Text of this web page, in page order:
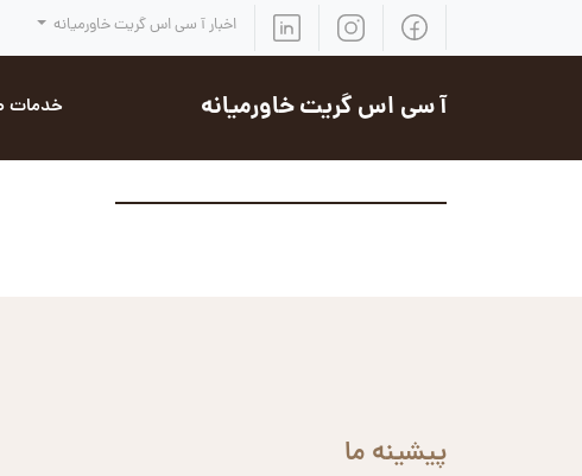
اخبار آ سی اس گریت خاورمیانه
آ سی اس گریت خاورمیانه خدمات
پیشینه ما